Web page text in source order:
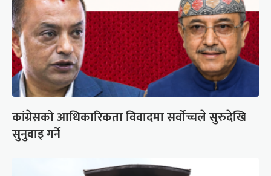
कांग्रेसको आधिकारिकता विवादमा सर्वोच्चले सुरुदेखि
सुनुवाइ गर्ने